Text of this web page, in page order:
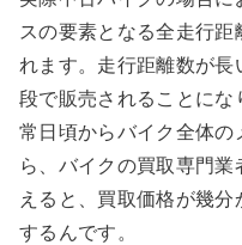
スの要素となる全走行
れます。走行距離数が
段で販売されることにな
常日頃からバイク全体の
ら、バイクの買取専門
えると、買取価格が幾
するんです。